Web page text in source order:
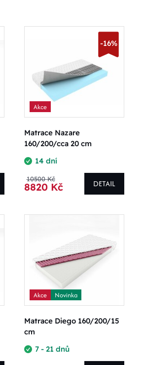
Akce
-16%
Matrace Nazare
160/200/cca 20 cm
14 dní
10500 Kč
8820 Kč DETAIL
Akce Novinka
Matrace Diego 160/200/15
cm
7 - 21 dnů